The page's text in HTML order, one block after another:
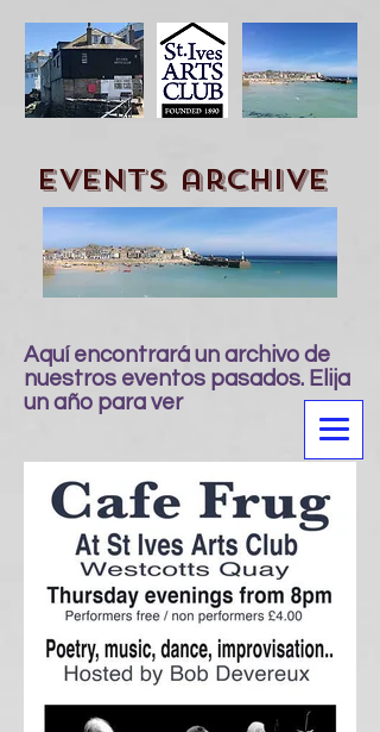
events archive
Aquí encontrará un archivo de
nuestros eventos pasados. Elija
un año para ver